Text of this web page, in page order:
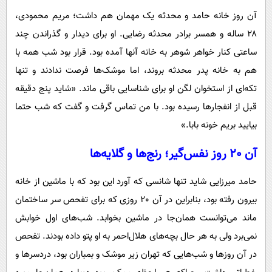
آن روز خانه حامد و محدثه یک مهمان هم داشت؛ مریم محمودی،
۲۸ ساله و همسر برادر محدثه رضایی. او برای دیدار و گذراندن چند
ساعتی کنار خواهر شوهر به خانه آنها آمده بود. قرار بود شب همه با
هم به خانه پدر محدثه بروند، اما موشک‌ها فرصت ندادند و تنها
تکه‌ای از استخوان لگن او برای شناسایی باقی ماند. «شاید پنج دقیقه
قبل از انفجارها رسیده بود. با من تماس گرفت و گفت که شب حتما
بیایید بریم خونه بابا.»
آن 20 روز نفس‌گیر؛ رنج‌ها و گلایه‌ها
حامد میرزایی شاید تنها شانسی که آورد این بود که با ماشین از خانه
بیرون رفته بود، بنابراین در آن 20 روزی که برای تفحص سر ساختمان
ماند می‌توانست همان‌جا در ماشین بخوابد. شب‌های اول خوابش
نمی‌برد ولی به هر حال بچه‌های هلال‌احمر به او پتو داده بودند. تفحص
در آن روزها و شب‌هایی که تهران زیر موشک و بمباران بود، دردسرها و